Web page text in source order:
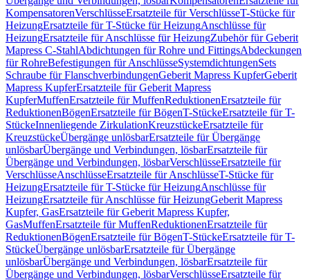
KompensatorenVerschlüsseErsatzteile für VerschlüsseT-Stücke für
HeizungErsatzteile für T-Stücke für HeizungAnschlüsse für
HeizungErsatzteile für Anschlüsse für HeizungZubehör für Geberit
Mapress C-StahlAbdichtungen für Rohre und FittingsAbdeckungen
für RohreBefestigungen für AnschlüsseSystemdichtungenSets
Schraube für FlanschverbindungenGeberit Mapress KupferGeberit
Mapress KupferErsatzteile für Geberit Mapress
KupferMuffenErsatzteile für MuffenReduktionenErsatzteile für
ReduktionenBögenErsatzteile für BögenT-StückeErsatzteile für T-
StückeInnenliegende ZirkulationKreuzstückeErsatzteile für
KreuzstückeÜbergänge unlösbarErsatzteile für Übergänge
unlösbarÜbergänge und Verbindungen, lösbarErsatzteile für
Übergänge und Verbindungen, lösbarVerschlüsseErsatzteile für
VerschlüsseAnschlüsseErsatzteile für AnschlüsseT-Stücke für
HeizungErsatzteile für T-Stücke für HeizungAnschlüsse für
HeizungErsatzteile für Anschlüsse für HeizungGeberit Mapress
Kupfer, GasErsatzteile für Geberit Mapress Kupfer,
GasMuffenErsatzteile für MuffenReduktionenErsatzteile für
ReduktionenBögenErsatzteile für BögenT-StückeErsatzteile für T-
StückeÜbergänge unlösbarErsatzteile für Übergänge
unlösbarÜbergänge und Verbindungen, lösbarErsatzteile für
Übergänge und Verbindungen, lösbarVerschlüsseErsatzteile für